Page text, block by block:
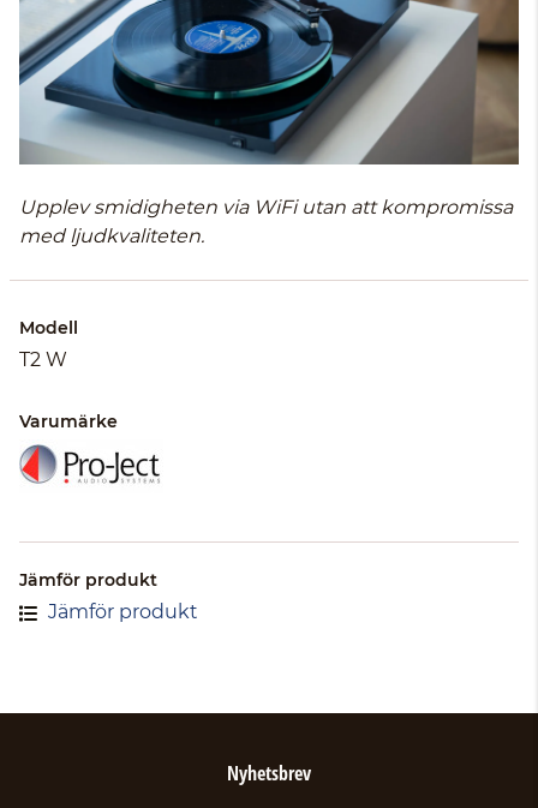
Upplev smidigheten via WiFi utan att kompromissa
med ljudkvaliteten.
Modell
T2 W
Varumärke
Jämför produkt
Jämför produkt
Nyhetsbrev